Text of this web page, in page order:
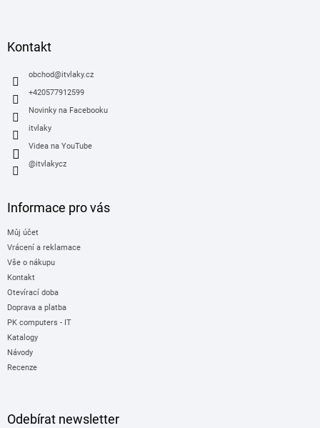
Kontakt
obchod@itvlaky.cz
+420577912599
Novinky na Facebooku
itvlaky
Videa na YouTube
@itvlakycz
Informace pro vás
Můj účet
Vrácení a reklamace
Vše o nákupu
Kontakt
Otevírací doba
Doprava a platba
PK computers - IT
Katalogy
Návody
Recenze
Odebírat newsletter